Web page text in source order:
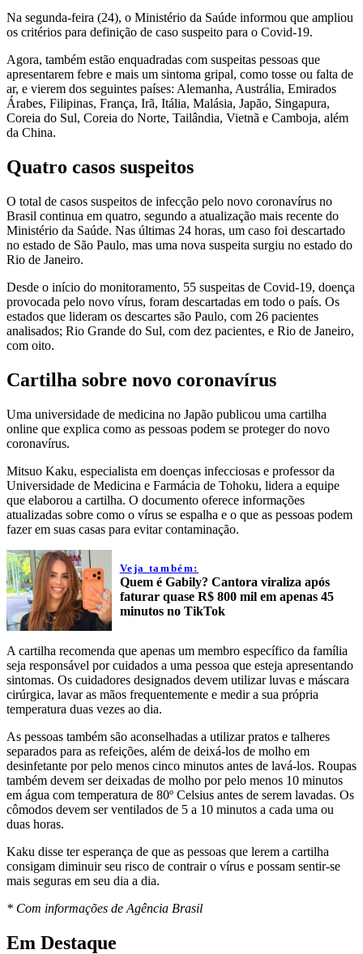
Na segunda-feira (24), o Ministério da Saúde informou que ampliou
os critérios para definição de caso suspeito para o Covid-19.
Agora, também estão enquadradas com suspeitas pessoas que
apresentarem febre e mais um sintoma gripal, como tosse ou falta de
ar, e vierem dos seguintes países: Alemanha, Austrália, Emirados
Árabes, Filipinas, França, Irã, Itália, Malásia, Japão, Singapura,
Coreia do Sul, Coreia do Norte, Tailândia, Vietnã e Camboja, além
da China.
Quatro casos suspeitos
O total de casos suspeitos de infecção pelo novo coronavírus no
Brasil continua em quatro, segundo a atualização mais recente do
Ministério da Saúde. Nas últimas 24 horas, um caso foi descartado
no estado de São Paulo, mas uma nova suspeita surgiu no estado do
Rio de Janeiro.
Desde o início do monitoramento, 55 suspeitas de Covid-19, doença
provocada pelo novo vírus, foram descartadas em todo o país. Os
estados que lideram os descartes são Paulo, com 26 pacientes
analisados; Rio Grande do Sul, com dez pacientes, e Rio de Janeiro,
com oito.
Cartilha sobre novo coronavírus
Uma universidade de medicina no Japão publicou uma cartilha
online que explica como as pessoas podem se proteger do novo
coronavírus.
Mitsuo Kaku, especialista em doenças infecciosas e professor da
Universidade de Medicina e Farmácia de Tohoku, lidera a equipe
que elaborou a cartilha. O documento oferece informações
atualizadas sobre como o vírus se espalha e o que as pessoas podem
fazer em suas casas para evitar contaminação.
Veja também:
Quem é Gabily? Cantora viraliza após
faturar quase R$ 800 mil em apenas 45
minutos no TikTok
A cartilha recomenda que apenas um membro específico da família
seja responsável por cuidados a uma pessoa que esteja apresentando
sintomas. Os cuidadores designados devem utilizar luvas e máscara
cirúrgica, lavar as mãos frequentemente e medir a sua própria
temperatura duas vezes ao dia.
As pessoas também são aconselhadas a utilizar pratos e talheres
separados para as refeições, além de deixá-los de molho em
desinfetante por pelo menos cinco minutos antes de lavá-los. Roupas
também devem ser deixadas de molho por pelo menos 10 minutos
em água com temperatura de 80º Celsius antes de serem lavadas. Os
cômodos devem ser ventilados de 5 a 10 minutos a cada uma ou
duas horas.
Kaku disse ter esperança de que as pessoas que lerem a cartilha
consigam diminuir seu risco de contrair o vírus e possam sentir-se
mais seguras em seu dia a dia.
* Com informações de Agência Brasil
Em Destaque